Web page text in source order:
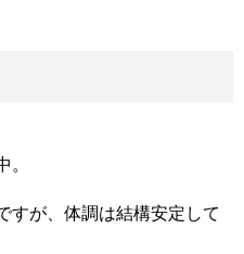
。
すが、体調は結構安定して